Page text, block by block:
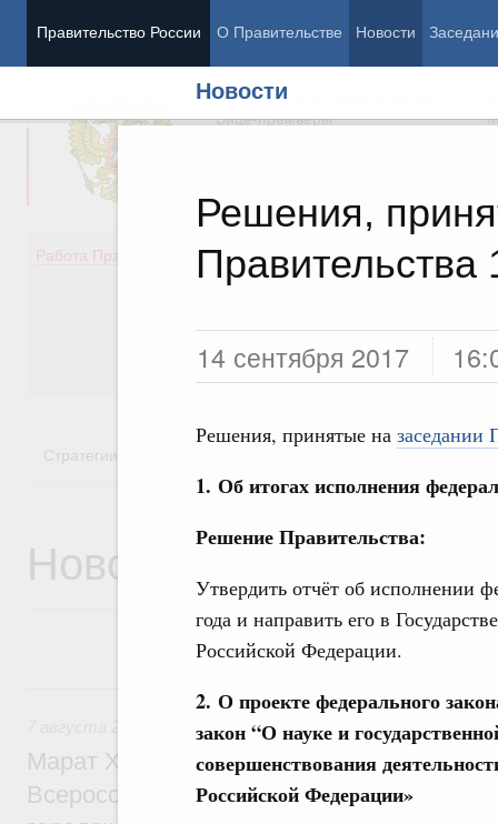
Правительство России О Правительстве Новости
Новости
Решения,
Правительства
14 сентября 2017
Решения, принятые на заседании
1. Об итогах исполнения
Решение Правительства:
Утвердить отчёт об исполнении
года и направить его в
Российской Федерации.
2. О проекте федерального
закон “О науке и
совершенствования
Российской Федерации»
Председатель Правительства
Вице-премьеры
Работа Правительства
Демография
Здоровье
Общество
Государство
Стратегии
Новости
7 августа, пятница
Экономика городов. Городская среда
Марат Хуснуллин провёл заседание
Всероссийского конкурса лучших